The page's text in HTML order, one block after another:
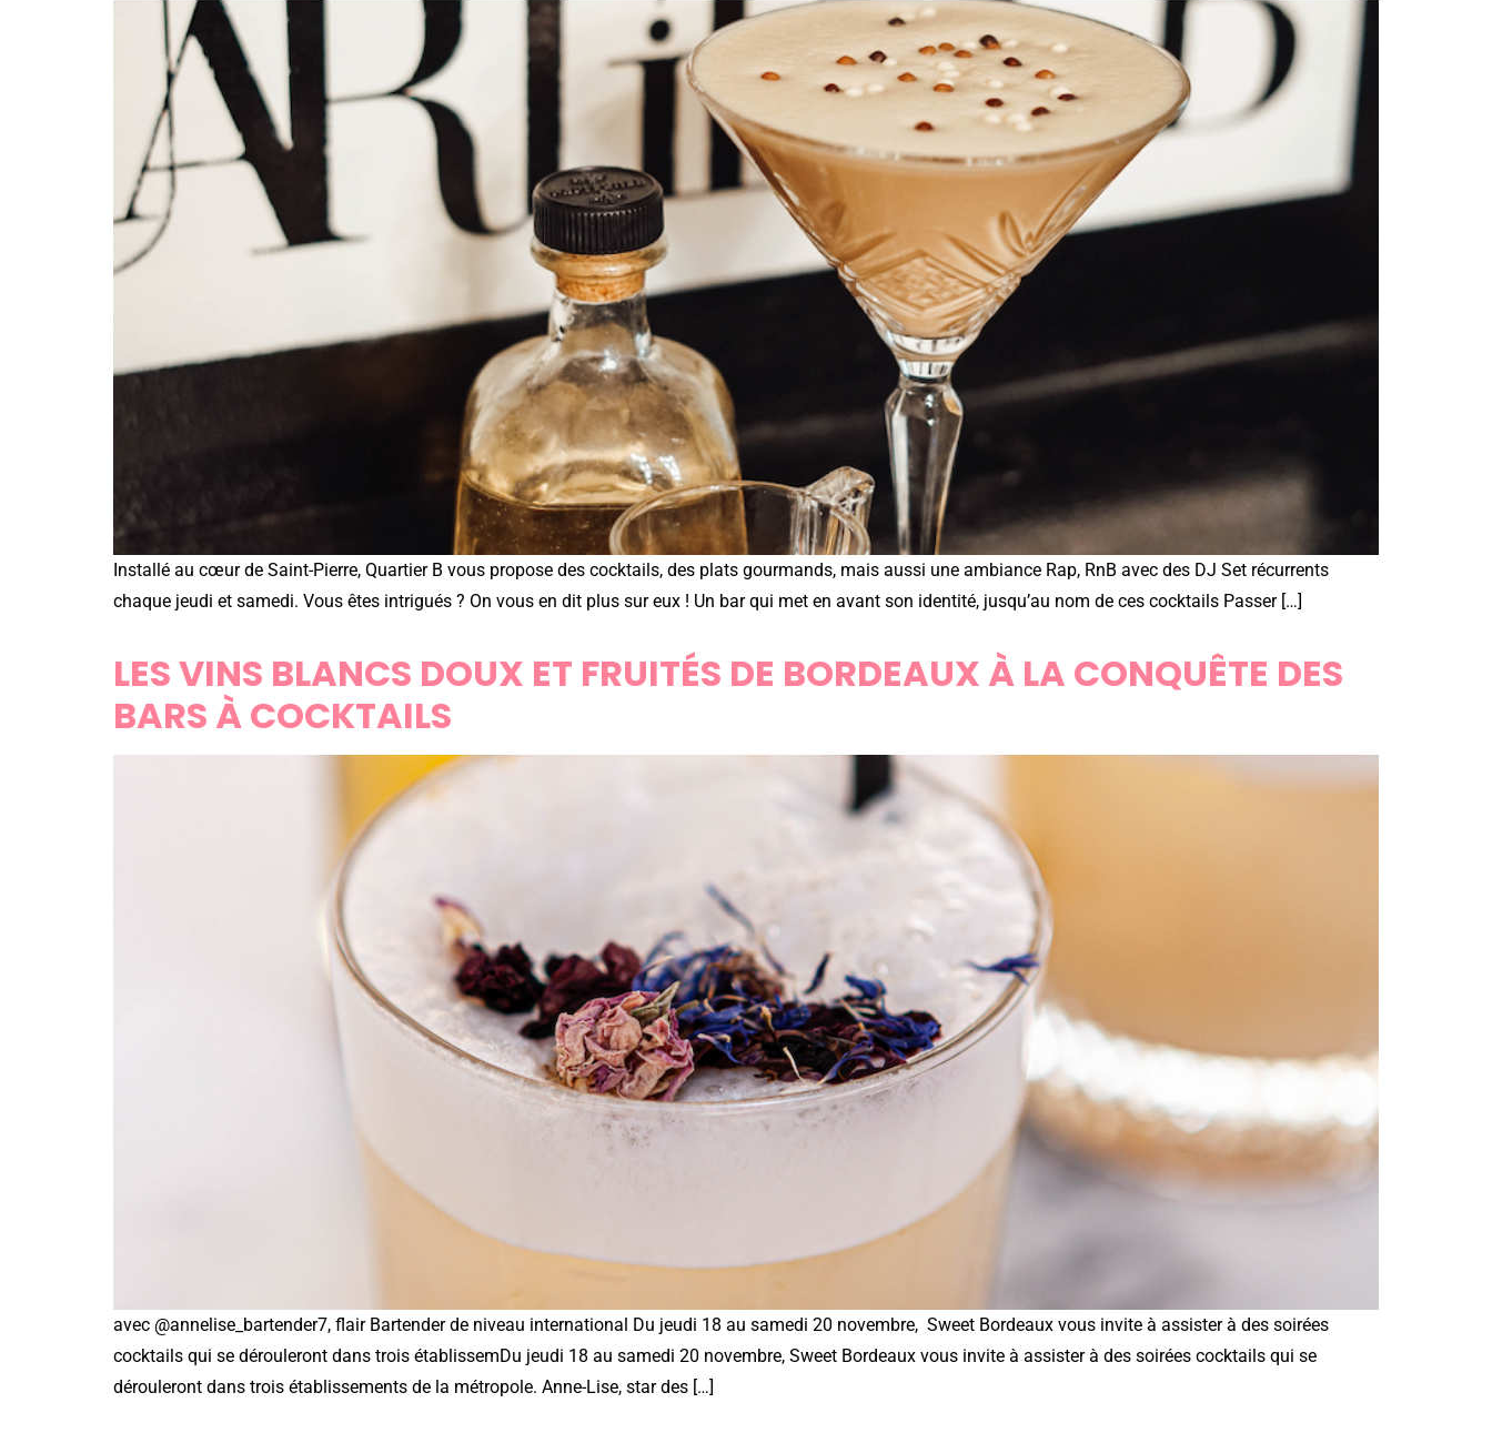
Installé au cœur de Saint-Pierre, Quartier B vous propose des cocktails, des plats gourmands, mais aussi une ambiance Rap, RnB avec des DJ Set récurrents
chaque jeudi et samedi. Vous êtes intrigués ? On vous en dit plus sur eux ! Un bar qui met en avant son identité, jusqu’au nom de ces cocktails Passer […]
LES VINS BLANCS DOUX ET FRUITÉS DE BORDEAUX À LA CONQUÊTE DES
BARS À COCKTAILS
avec @annelise_bartender7, flair Bartender de niveau international Du jeudi 18 au samedi 20 novembre, Sweet Bordeaux vous invite à assister à des soirées
cocktails qui se dérouleront dans trois établissemDu jeudi 18 au samedi 20 novembre, Sweet Bordeaux vous invite à assister à des soirées cocktails qui se
dérouleront dans trois établissements de la métropole. Anne-Lise, star des […]